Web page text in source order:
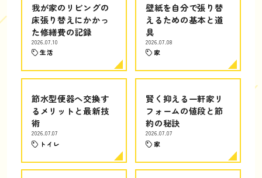
我が家のリビングの
床張り替えにかかっ
た修繕費の記録
2026.07.10
生活
壁紙を自分で張り替
えるための基本と道
具
2026.07.08
家
節水型便器へ交換す
るメリットと最新技
術
2026.07.07
トイレ
賢く抑える一軒家リ
フォームの値段と節
約の秘訣
2026.07.07
家